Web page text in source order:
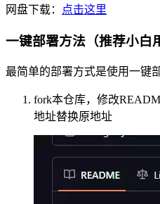
网盘下载： 点击这里
一键部署方法（推荐小白
最简单的部署方式是使用一键
fork本仓库，修改
地址替换原地址